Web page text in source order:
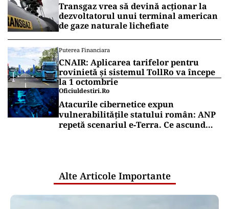
Transgaz vrea să devină acționar la
dezvoltatorul unui terminal american
de gaze naturale lichefiate
Puterea Financiara
CNAIR: Aplicarea tarifelor pentru
rovinietă și sistemul TollRo va începe
la 1 octombrie
Oficiuldestiri.ro
Atacurile cibernetice expun
vulnerabilitățile statului român: ANP
repetă scenariul e‑Terra. Ce ascund
Alte Articole Importante